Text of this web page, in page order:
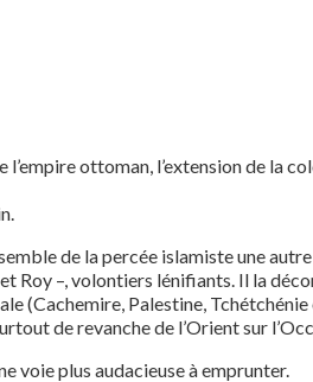
ottoman, l’extension de la
de la percée islamiste une
Roy –, volontiers lénifiants. Il la
(Cachemire, Palestine, Tchétchénie
de revanche de l’Orient sur
voie plus audacieuse à emprunter.